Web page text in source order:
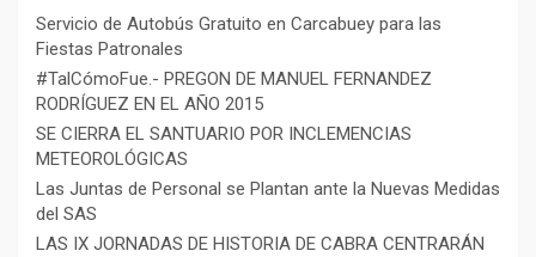
Servicio de Autobús Gratuito en Carcabuey para las
Fiestas Patronales
#TalCómoFue.- PREGON DE MANUEL FERNANDEZ
RODRÍGUEZ EN EL AÑO 2015
SE CIERRA EL SANTUARIO POR INCLEMENCIAS
METEOROLÓGICAS
Las Juntas de Personal se Plantan ante la Nuevas Medidas
del SAS
LAS IX JORNADAS DE HISTORIA DE CABRA CENTRARÁN